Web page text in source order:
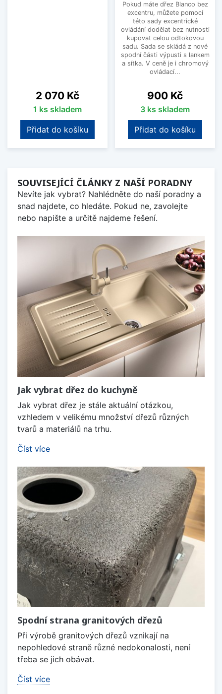
Cena
2 070 Kč
1 ks skladem
Přidat do košíku
Pokud máte dřez Blanco bez
excentru, můžete pomocí
této sady excentrické
ovládání dodělat bez nutnosti
kupovat celou odtokovou
sadu. Sada se skládá z nové
spodní části výpusti s lankem
a sítka. V ceně je i chromový
ovládací...
Cena
900 Kč
3 ks skladem
Přidat do košíku
SOUVISEJÍCÍ ČLÁNKY Z NAŠÍ PORADNY
Nevíte jak vybrat? Nahlédněte do naší poradny a
snad najdete, co hledáte. Pokud ne, zavolejte
nebo napište a určitě najdeme řešení.
Jak vybrat dřez do kuchyně
Jak vybrat dřez je stále aktuální otázkou,
vzhledem v velikému množství dřezů různých
tvarů a materiálů na trhu.
Číst více
Spodní strana granitových dřezů
Při výrobě granitových dřezů vznikají na
nepohledové straně různé nedokonalosti, není
třeba se jich obávat.
Číst více